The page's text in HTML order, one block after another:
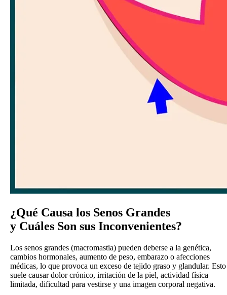
¿Qué Causa los Senos Grandes
y Cuáles Son sus Inconvenientes?
Los senos grandes (macromastia) pueden deberse a la genética,
cambios hormonales, aumento de peso, embarazo o afecciones
médicas, lo que provoca un exceso de tejido graso y glandular. Esto
suele causar dolor crónico, irritación de la piel, actividad física
limitada, dificultad para vestirse y una imagen corporal negativa.